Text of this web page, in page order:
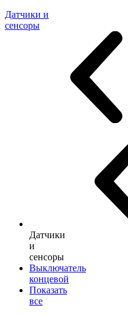
Датчики и
сенсоры
Датчики
и
сенсоры
Выключатель
концевой
Показать
все